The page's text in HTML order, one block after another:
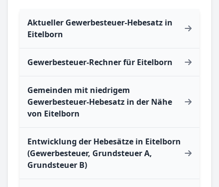
Aktueller Gewerbesteuer-Hebesatz in
Eitelborn
Gewerbesteuer-Rechner für Eitelborn
Gemeinden mit niedrigem
Gewerbesteuer-Hebesatz in der Nähe
von Eitelborn
Entwicklung der Hebesätze in Eitelborn
(Gewerbesteuer, Grundsteuer A,
Grundsteuer B)